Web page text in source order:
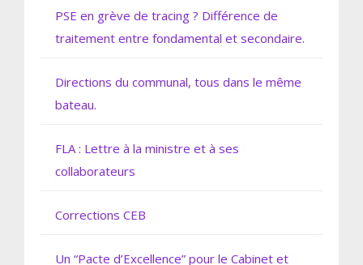
PSE en grève de tracing ? Différence de
traitement entre fondamental et secondaire.
Directions du communal, tous dans le même
bateau.
FLA : Lettre à la ministre et à ses
collaborateurs
Corrections CEB
Un “Pacte d’Excellence” pour le Cabinet et